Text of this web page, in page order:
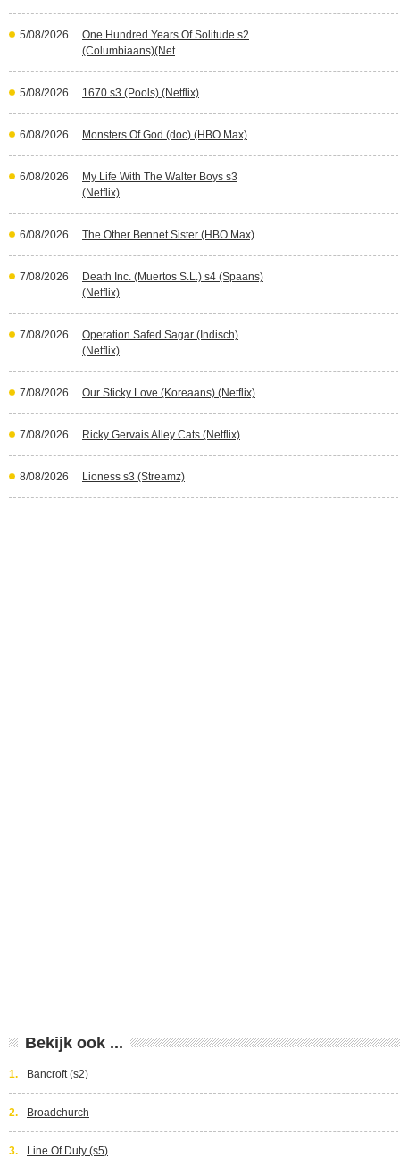
5/08/2026
One Hundred Years Of Solitude s2
(Columbiaans)(Net
5/08/2026 1670 s3 (Pools) (Netflix)
6/08/2026 Monsters Of God (doc) (HBO Max)
6/08/2026
My Life With The Walter Boys s3
(Netflix)
6/08/2026 The Other Bennet Sister (HBO Max)
7/08/2026
Death Inc. (Muertos S.L.) s4 (Spaans)
(Netflix)
7/08/2026
Operation Safed Sagar (Indisch)
(Netflix)
7/08/2026 Our Sticky Love (Koreaans) (Netflix)
7/08/2026 Ricky Gervais Alley Cats (Netflix)
8/08/2026 Lioness s3 (Streamz)
Bekijk ook ...
1. Bancroft (s2)
2. Broadchurch
3. Line Of Duty (s5)